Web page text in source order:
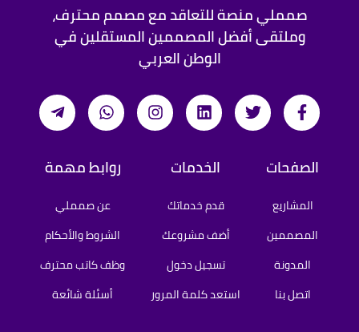
صمملي منصة للتعاقد مع مصمم محترف،
وملتقى أفضل المصممين المستقلين في
الوطن العربي
الصفحات
المشاريع
المصممين
المدونة
اتصل بنا
الخدمات
قدم خدماتك
أضف مشروعك
تسجيل دخول
استعد كلمة المرور
روابط مهمة
عن صمملي
الشروط والأحكام
وظف كاتب محترف
أسئلة شائعة